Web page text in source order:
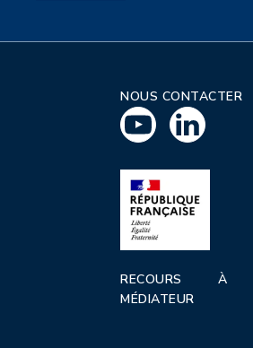
NOUS CONTACTER
RECOURS À
MÉDIATEUR